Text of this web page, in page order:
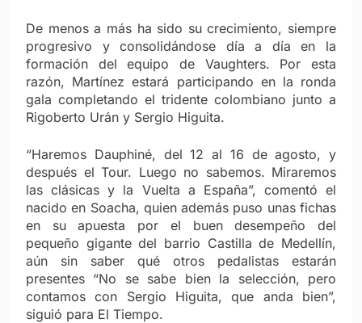
De menos a más ha sido su crecimiento, siempre
progresivo y consolidándose día a día en la
formación del equipo de Vaughters. Por esta
razón, Martínez estará participando en la ronda
gala completando el tridente colombiano junto a
Rigoberto Urán y Sergio Higuita.
“Haremos Dauphiné, del 12 al 16 de agosto, y
después el Tour. Luego no sabemos. Miraremos
las clásicas y la Vuelta a España”, comentó el
nacido en Soacha, quien además puso unas fichas
en su apuesta por el buen desempeño del
pequeño gigante del barrio Castilla de Medellín,
aún sin saber qué otros pedalistas estarán
presentes “No se sabe bien la selección, pero
contamos con Sergio Higuita, que anda bien”,
siguió para El Tiempo.